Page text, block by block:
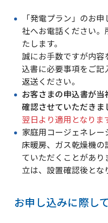
「発電プラン」のお
社へお電話ください
たします。
誠にお手数ですが内容
込書に必要事項をご
返送ください。
お客さまの申込書が
確認させていただきま
翌日より適用となりま
家庭用コージェネレ
床暖房、ガス乾燥機
ていただくことがあり
立は、設置確認後とな
お申し込みに際して